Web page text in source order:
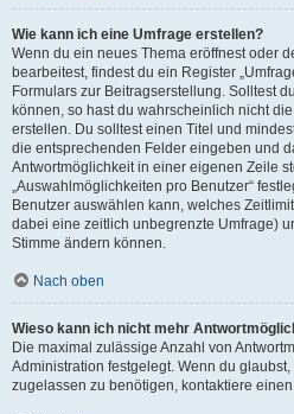
Wie kann ich eine Umfrage erstellen?
Wenn du ein neues Thema eröffnest oder
bearbeitest, findest du ein Register
Formulars zur Beitragserstellung. Solltest
können, so hast du wahrscheinlich nicht
erstellen. Du solltest einen Titel und
die entsprechenden Felder eingeben und
Antwortmöglichkeit in einer eigenen Zeile
„Auswahlmöglichkeiten pro Benutzer“
Benutzer auswählen kann, welches
dabei eine zeitlich unbegrenzte Umfrage)
Stimme ändern können.
Nach oben
Wieso kann ich nicht mehr
Die maximal zulässige Anzahl von
Administration festgelegt. Wenn du
zugelassen zu benötigen, kontaktiere